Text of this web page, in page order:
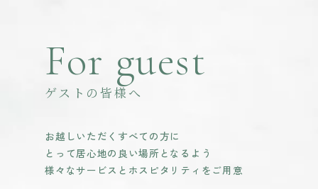
For guest
ゲストの皆様へ
お越しいただくすべての方に
とって居心地の良い場所となるよう
様々なサービスとホスピタリティをご用意